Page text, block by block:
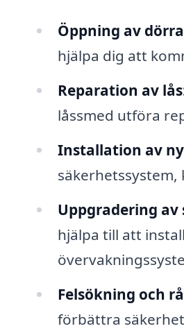
Öppning av
hjälpa dig att
Reparation av
låssmed utföra
Installation av
säkerhetssystem,
Uppgradering av
hjälpa till att
Felsökning och
förbättra